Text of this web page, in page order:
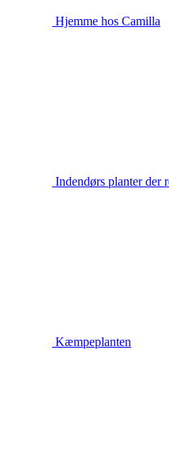
Hjemme hos Camilla
Indendørs planter der
Kæmpeplanten